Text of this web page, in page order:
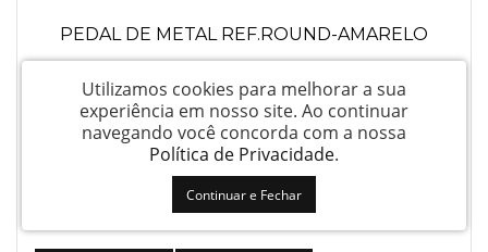
PEDAL DE METAL REF.ROUND-AMARELO
Login para ver preço
Utilizamos cookies para melhorar a sua
experiência em nosso site. Ao continuar
navegando você concorda com a nossa
Política de Privacidade.
Continuar e Fechar